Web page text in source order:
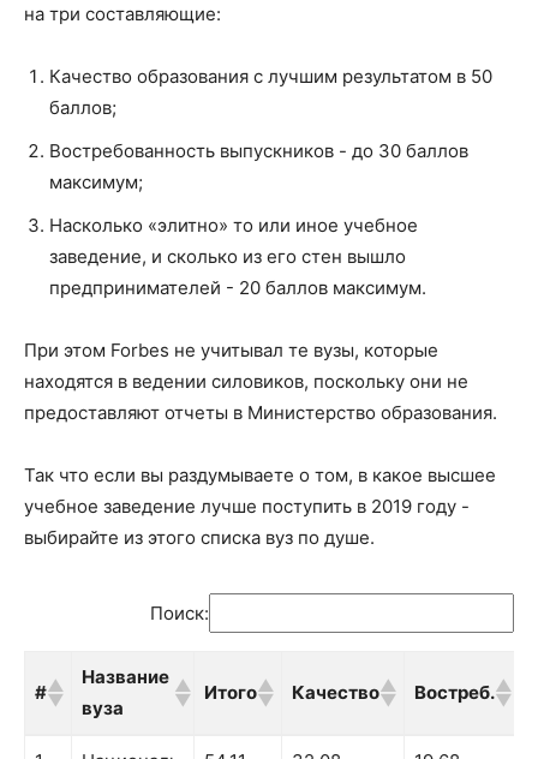
на три составляющие:
Качество образования с лучшим результатом в 50
баллов;
Востребованность выпускников - до 30 баллов
максимум;
Насколько «элитно» то или иное учебное
заведение, и сколько из его стен вышло
предпринимателей - 20 баллов максимум.
При этом Forbes не учитывал те вузы, которые
находятся в ведении силовиков, поскольку они не
предоставляют отчеты в Министерство образования.
Так что если вы раздумываете о том, в какое высшее
учебное заведение лучше поступить в 2019 году -
выбирайте из этого списка вуз по душе.
Поиск:
#
Название
вуза
Итого Качество Востреб.
#
Название
Итого Качество Востреб.